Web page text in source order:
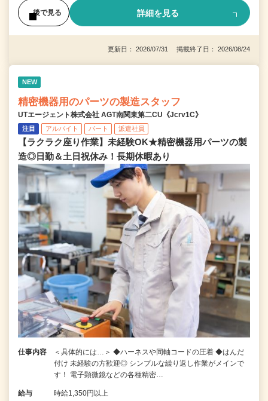
後で見る 詳細を見る
更新日： 2026/07/31 掲載終了日： 2026/08/24
NEW
精密機器用のパーツの製造スタッフ
UTエージェント株式会社 AGT南関東第二CU《Jcrv1C》
注目 アルバイト パート 派遣社員
【ラクラク座り作業】未経験OK★精密機器用パーツの製
造◎日勤＆土日祝休み！長期休暇あり
仕事内容
＜具体的には…＞ ◆ハーネスや同軸コードの圧着 ◆はんだ
付け 未経験の方歓迎◎ シンプルな繰り返し作業がメインで
す！ 電子顕微鏡などの各種精密…
給与 時給1,350円以上